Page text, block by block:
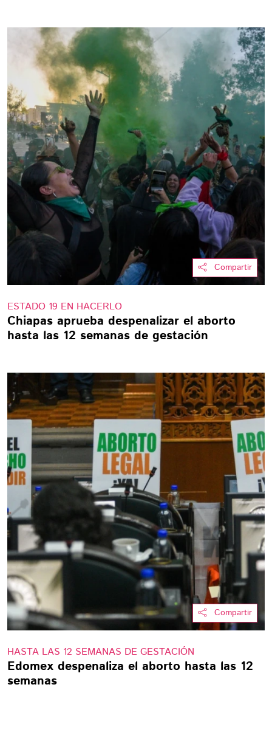
Compartir
ESTADO 19 EN HACERLO
Chiapas aprueba despenalizar el aborto
hasta las 12 semanas de gestación
Compartir
HASTA LAS 12 SEMANAS DE GESTACIÓN
Edomex despenaliza el aborto hasta las 12
semanas